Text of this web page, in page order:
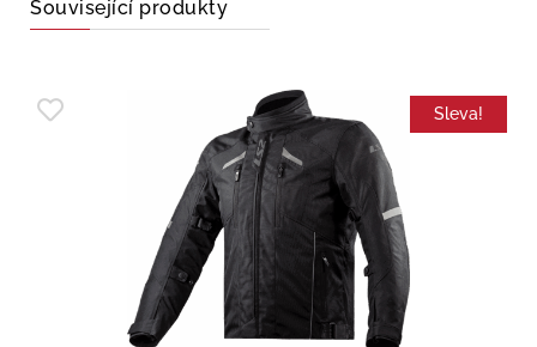
Související produkty
Sleva!